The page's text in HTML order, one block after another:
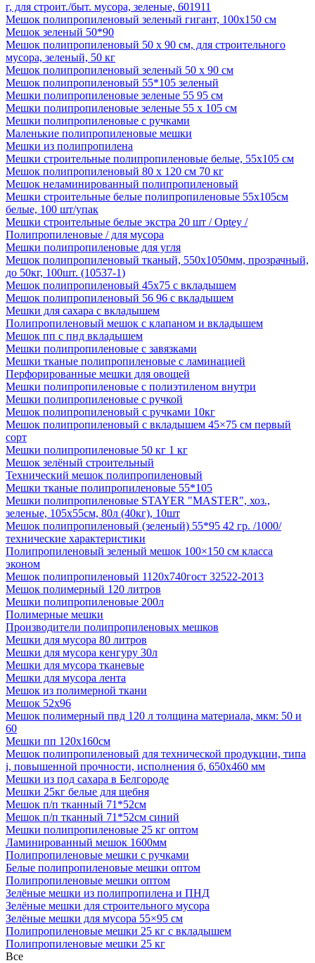
г, для строит./быт. мусора, зеленые, 601911
Мешок полипропиленовый зеленый гигант, 100х150 см
Мешок зеленый 50*90
Мешок полипропиленовый 50 х 90 см, для строительного
мусора, зеленый, 50 кг
Мешок полипропиленовый зеленый 50 х 90 см
Мешок полипропиленовый 55*105 зеленый
Мешки полипропиленовые зеленые 55 95 см
Мешки полипропиленовые зеленые 55 х 105 см
Мешки полипропиленовые с ручками
Маленькие полипропиленовые мешки
Мешки из полипропилена
Мешки строительные полипропиленовые белые, 55х105 см
Мешок полипропиленовый 80 х 120 см 70 кг
Мешок неламинированный полипропиленовый
Мешки строительные белые полипропиленовые 55х105см
белые, 100 шт/упак
Мешки строительные белые экстра 20 шт / Optey /
Полипропиленовые / для мусора
Мешки полипропиленовые для угля
Мешок полипропиленовый тканый, 550х1050мм, прозрачный,
до 50кг, 100шт. (10537-1)
Мешок полипропиленовый 45х75 с вкладышем
Мешок полипропиленовый 56 96 с вкладышем
Мешки для сахара с вкладышем
Полипропиленовый мешок с клапаном и вкладышем
Мешок пп с пнд вкладышем
Мешки полипропиленовые с завязками
Мешки тканые полипропиленовые с ламинацией
Перфорированные мешки для овощей
Мешки полипропиленовые с полиэтиленом внутри
Мешки полипропиленовые с ручкой
Мешок полипропиленовый с ручками 10кг
Мешок полипропиленовый с вкладышем 45×75 см первый
сорт
Мешки полипропиленовые 50 кг 1 кг
Мешок зелёный строительный
Технический мешок полипропиленовый
Мешки тканые полипропиленовые 55*105
Мешки полипропиленовые STAYER "MASTER", хоз.,
зеленые, 105х55см, 80л (40кг), 10шт
Мешок полипропиленовый (зеленый) 55*95 42 гр. /1000/
технические характеристики
Полипропиленовый зеленый мешок 100×150 см класса
эконом
Мешок полипропиленовый 1120х740гост 32522-2013
Мешок полимерный 120 литров
Мешки полипропиленовые 200л
Полимерные мешки
Производители полипропиленовых мешков
Мешки для мусора 80 литров
Мешки для мусора кенгуру 30л
Мешки для мусора тканевые
Мешки для мусора лента
Мешок из полимерной ткани
Мешок 52x96
Мешок полимерный пвд 120 л толщина материала, мкм: 50 и
60
Мешки пп 120х160см
Мешок полипропиленовый для технической продукции, типа
i, повышенной прочности, исполнения б, 650х460 мм
Мешки из под сахара в Белгороде
Мешки 25кг белые для щебня
Мешок п/п тканный 71*52см
Мешок п/п тканный 71*52см синий
Мешки полипропиленовые 25 кг оптом
Ламинированный мешок 1600мм
Полипропиленовые мешки с ручками
Белые полипропиленовые мешки оптом
Полипропиленовые мешки оптом
Зелёные мешки из полипропилена и ПНД
Зелёные мешки для строительного мусора
Зелёные мешки для мусора 55×95 см
Полипропиленовые мешки 25 кг с вкладышем
Полипропиленовые мешки 25 кг
Все